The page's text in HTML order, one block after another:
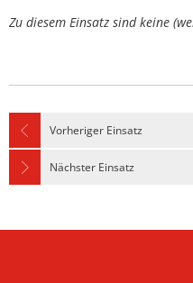
Zu diesem Einsatz sind keine
Vorheriger Einsatz
Nächster Einsatz